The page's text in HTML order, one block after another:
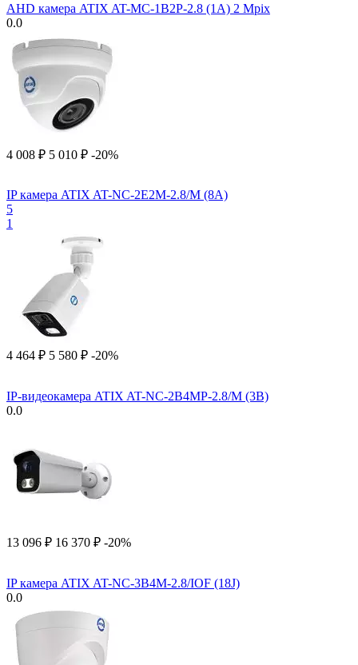
AHD камера ATIX AT-MC-1B2P-2.8 (1A) 2 Mpix
0.0
4 008 ₽ 5 010 ₽ -20%
IP камера ATIX AT-NC-2E2M-2.8/M (8A)
5
1
4 464 ₽ 5 580 ₽ -20%
IP-видеокамера ATIX AT-NC-2B4MP-2.8/M (3B)
0.0
13 096 ₽ 16 370 ₽ -20%
IP камера ATIX AT-NC-3B4M-2.8/IOF (18J)
0.0